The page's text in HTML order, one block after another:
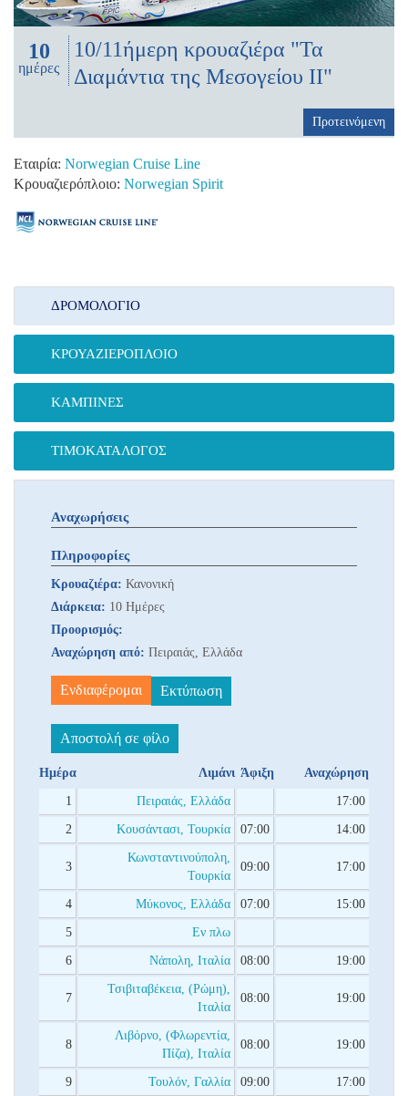
10
ημέρες
10/11ήμερη κρουαζιέρα "Τα
Διαμάντια της Μεσογείου ΙΙ"
Προτεινόμενη
Εταιρία: Norwegian Cruise Line
Κρουαζιερόπλοιο: Norwegian Spirit
ΔΡΟΜΟΛΌΓΙΟ
ΚΡΟΥΑΖΙΕΡΌΠΛΟΙΟ
ΚΑΜΠΊΝΕΣ
ΤΙΜΟΚΑΤΆΛΟΓΟΣ
Αναχωρήσεις
Πληροφορίες
Κρουαζιέρα: Κανονική
Διάρκεια: 10 Ημέρες
Προορισμός:
Αναχώρηση από: Πειραιάς, Ελλάδα
Ενδιαφέρομαι Εκτύπωση
Αποστολή σε φίλο
Ημέρα Λιμάνι Άφιξη Αναχώρηση
1 Πειραιάς, Ελλάδα 17:00
2 Κουσάντασι, Τουρκία 07:00 14:00
3
Κωνσταντινούπολη,
Τουρκία
09:00 17:00
4 Μύκονος, Ελλάδα 07:00 15:00
5 Εν πλω
6 Νάπολη, Ιταλία 08:00 19:00
7
Τσιβιταβέκεια, (Ρώμη),
Ιταλία
08:00 19:00
8
Λιβόρνο, (Φλωρεντία,
Πίζα), Ιταλία
08:00 19:00
9 Τουλόν, Γαλλία 09:00 17:00